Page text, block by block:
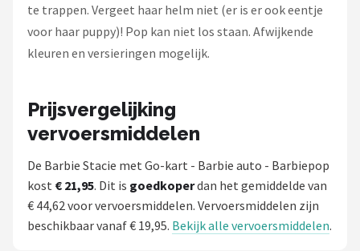
te trappen. Vergeet haar helm niet (er is er ook eentje
voor haar puppy)! Pop kan niet los staan. Afwijkende
kleuren en versieringen mogelijk.
Prijsvergelijking
vervoersmiddelen
De Barbie Stacie met Go-kart - Barbie auto - Barbiepop
kost € 21,95. Dit is goedkoperdan het gemiddelde van
€ 44,62 voor vervoersmiddelen. Vervoersmiddelen zijn
beschikbaar vanaf € 19,95. Bekijk alle vervoersmiddelen.